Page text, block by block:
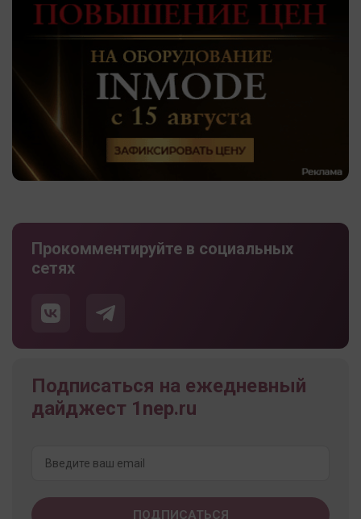
Прокомментируйте в социальных
сетях
Подписаться на ежедневный
дайджест 1nep.ru